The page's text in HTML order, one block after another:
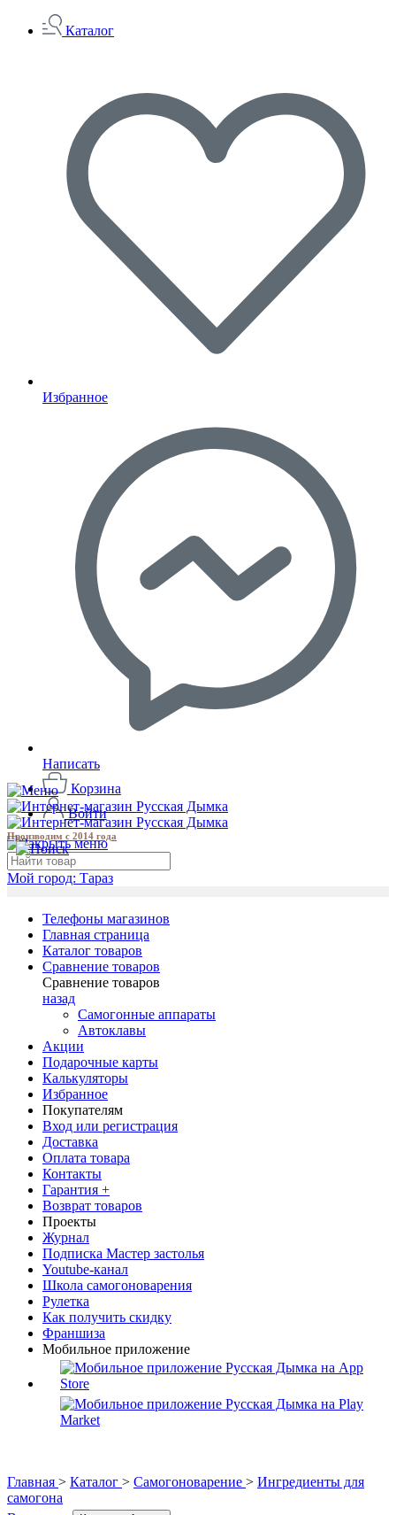
Каталог
Избранное
Написать
Корзина
Войти
Производим с 2014 года
Мой город: Тараз
Телефоны магазинов
Главная страница
Каталог товаров
Сравнение товаров
Сравнение товаров
назад
Самогонные аппараты
Автоклавы
Акции
Подарочные карты
Калькуляторы
Избранное
Покупателям
Вход или регистрация
Доставка
Оплата товара
Контакты
Гарантия +
Возврат товаров
Проекты
Журнал
Подписка Мастер застолья
Youtube-канал
Школа самогоноварения
Рулетка
Как получить скидку
Франшиза
Мобильное приложение
Главная > Каталог > Самогоноварение > Ингредиенты для
самогона